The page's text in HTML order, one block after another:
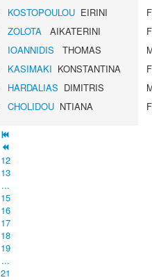
KOSTOPOULOU EIRINI
ZOLOTA AIKATERINI
IOANNIDIS THOMAS
KASIMAKI KONSTANTINA
HARDALIAS DIMITRIS
CHOLIDOU NTIANA
12
13
...
15
16
17
18
19
...
21